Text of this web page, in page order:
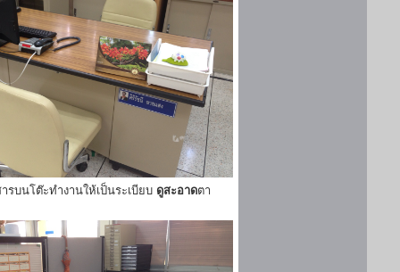
ารบนโต๊ะทำงานให้เป็นระเบียบ ดูสะอาดตา